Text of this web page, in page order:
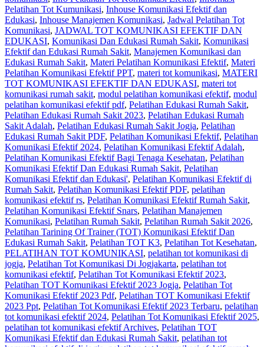
Pelatihan Tot Kumunikasi, Inhouse Komunikasi Efektif dan
Edukasi, Inhouse Manajemen Komunikasi, Jadwal Pelatihan Tot
Komunikasi, JADWAL TOT KOMUNIKASI EFEKTIF DAN
EDUKASI, Komunikasi Dan Edukasi Rumah Sakit, Komunikasi
Efektif dan Edukasi Rumah Sakit, Manajemen Komunikasi dan
Edukasi Rumah Sakit, Materi Pelatihan Komunikasi Efektif, Materi
Pelatihan Komunikasi Efektif PPT, materi tot komunikasi, MATERI
TOT KOMUNIKASI EFEKTIF DAN EDUKASI, materi tot
komunikasi rumah sakit, modul pelatihan komunikasi efektif, modul
pelatihan komunikasi efektif pdf, Pelatihan Edukasi Rumah Sakit,
Pelatihan Edukasi Rumah Sakit 2023, Pelatihan Edukasi Rumah
Sakit Adalah, Pelatihan Edukasi Rumah Sakit Jogja, Pelatihan
Edukasi Rumah Sakit PDF, Pelatihan Komunikasi Efektif, Pelatihan
Komunikasi Efektif 2024, Pelatihan Komunikasi Efektif Adalah,
Pelatihan Komunikasi Efektif Bagi Tenaga Kesehatan, Pelatihan
Komunikasi Efektif Dan Edukasi Rumah Sakit, Pelatihan
Komunikasi Efektif dan Edukasi', Pelatihan Komunikasi Efektif di
Rumah Sakit, Pelatihan Komunikasi Efektif PDF, pelatihan
komunikasi efektif rs, Pelatihan Komunikasi Efektif Rumah Sakit,
Pelatihan Komunikasi Efektif Snars, Pelatihan Manajemen
Komunikasi, Pelatihan Rumah Sakit‎, Pelatihan Rumah Sakit 2026,
Pelatihan Tarining Of Trainer (TOT) Komunikasi Efektif Dan
Edukasi Rumah Sakit, Pelatihan TOT K3, Pelatihan Tot Kesehatan,
PELATIHAN TOT KOMUNIKASI, pelatihan tot komunikasi di
jogja, Pelatihan Tot Komunikasi Di Jogjakarta, pelatihan tot
komunikasi efektif, Pelatihan Tot Komunikasi Efektif 2023,
Pelatihan TOT Komunikasi Efektif 2023 Jogja, Pelatihan Tot
Komunikasi Efektif 2023 Pdf, Pelatihan TOT Komunikasi Efektif
2023 Ppt, Pelatihan Tot Komunikasi Efektif 2023 Terbaru, pelatihan
tot komunikasi efektif 2024, Pelatihan Tot Komunikasi Efektif 2025,
pelatihan tot komunikasi efektif Archives, Pelatihan TOT
Komunikasi Efektif dan Edukasi Rumah Sakit, pelatihan tot